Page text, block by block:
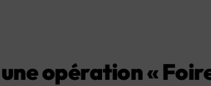
opération «